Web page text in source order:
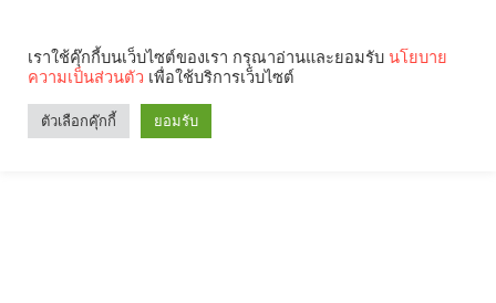
เราใช้คุ๊กกี้บนเว็บไซต์ของเรา กรุณาอ่านและยอมรับ นโยบาย
ความเป็นส่วนตัว เพื่อใช้บริการเว็บไซต์
ตัวเลือกคุ๊กกี้ ยอมรับ